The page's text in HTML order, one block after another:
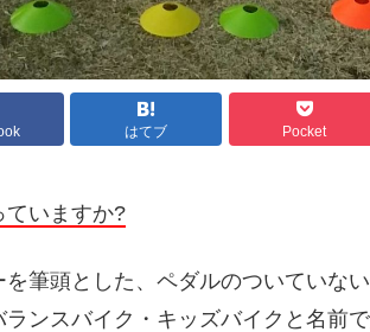
はてブ Pocket
ていますか?
筆頭とした、ペダルのついていな
ンスバイク・キッズバイクと名前